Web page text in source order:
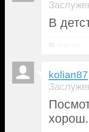
В
kolian87
хорош.